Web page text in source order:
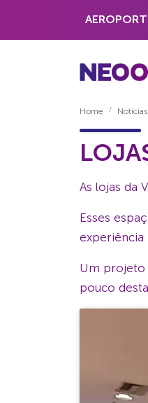
Home Notícias
As lojas da
Esses
experiência
Um projeto
pouco